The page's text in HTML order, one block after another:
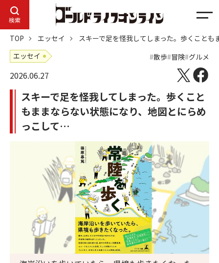
検索
メ
ュ
ー
TOP エッセイ
スキーで足を怪我してしまった。歩くこと
エッセイ
散歩 冒険 グルメ
2026.06.27
スキーで足を怪我してしまった。歩くこと
もままならない状態になり、地図とにらめ
っこして…